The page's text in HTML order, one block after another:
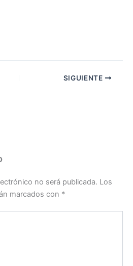
SIGUIENTE
no será publicada. Los
marcados con *